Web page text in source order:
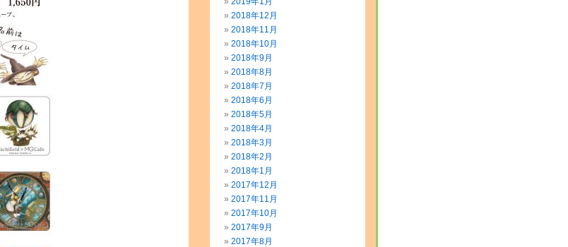
2018年12月
2018年11月
2018年10月
2018年9月
2018年8月
2018年7月
2018年6月
2018年5月
2018年4月
2018年3月
2018年2月
2018年1月
2017年12月
2017年11月
2017年10月
2017年9月
2017年8月